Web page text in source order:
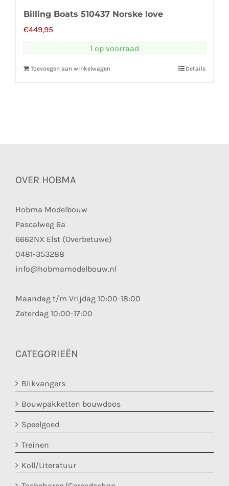
Billing Boats 510437 Norske love
€449,95
1 op voorraad
Toevoegen aan winkelwagen Details
OVER HOBMA
Hobma Modelbouw
Pascalweg 6a
6662NX Elst (Overbetuwe)
0481-353288
info@hobmamodelbouw.nl
Maandag t/m Vrijdag 10:00-18:00
Zaterdag 10:00-17:00
CATEGORIEËN
Blikvangers
Bouwpakketten bouwdoos
Speelgoed
Treinen
Koll/Literatuur